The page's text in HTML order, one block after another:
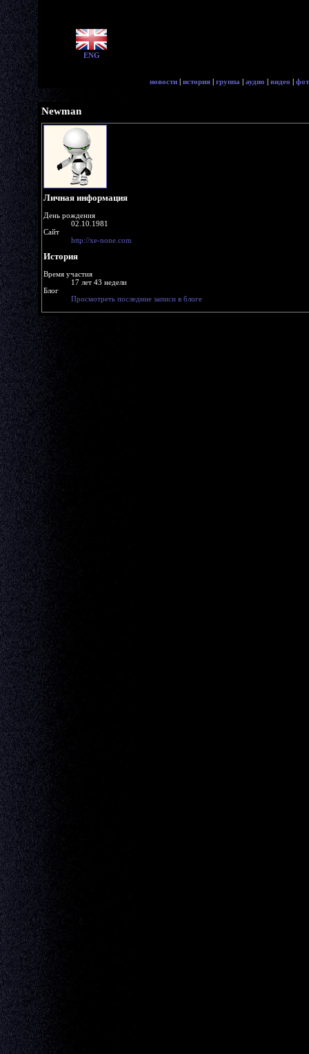
ENG
новости | история | группа | аудио | видео |
Newman
Личная информация
День рождения
02.10.1981
Сайт
http://xe-none.com
История
Время участия
17 лет 43 недели
Блог
Просмотреть последние записи в блоге